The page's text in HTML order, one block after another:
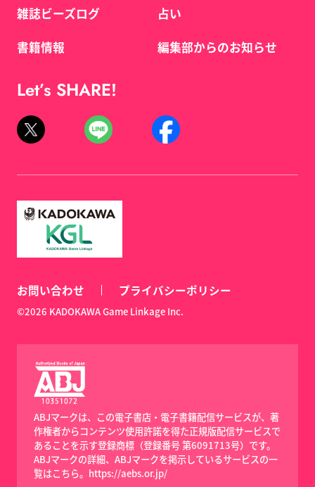
雑誌ビーズログ
書籍情報
占い
編集部からのお知らせ
Let’s SHARE!
お問い合わせ プライバシーポリシー
©2026 KADOKAWA Game Linkage Inc.
ABJマークは、この電子書店・電子書籍配信サービスが、著
作権者からコンテンツ使用許諾を得た正規版配信サービスで
あることを示す登録商標（登録番号 第6091713号）です。
ABJマークの詳細、ABJマークを掲示しているサービスの一
覧はこちら。 https://aebs.or.jp/